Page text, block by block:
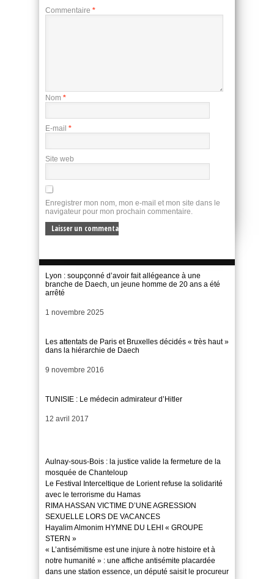
Commentaire *
Nom *
E-mail *
Site web
Enregistrer mon nom, mon e-mail et mon site dans le
navigateur pour mon prochain commentaire.
Lyon : soupçonné d’avoir fait allégeance à une
branche de Daech, un jeune homme de 20 ans a été
arrêté
Date
1 novembre 2025
Les attentats de Paris et Bruxelles décidés « très haut »
dans la hiérarchie de Daech
Date
9 novembre 2016
TUNISIE : Le médecin admirateur d’Hitler
Date
12 avril 2017
Aulnay-sous-Bois : la justice valide la fermeture de la
mosquée de Chanteloup
Le Festival Interceltique de Lorient refuse la solidarité
avec le terrorisme du Hamas
RIMA HASSAN VICTIME D’UNE AGRESSION
SEXUELLE LORS DE VACANCES
Hayalim Almonim HYMNE DU LEHI « GROUPE
STERN »
« L’antisémitisme est une injure à notre histoire et à
notre humanité » : une affiche antisémite placardée
dans une station essence, un député saisit le procureur